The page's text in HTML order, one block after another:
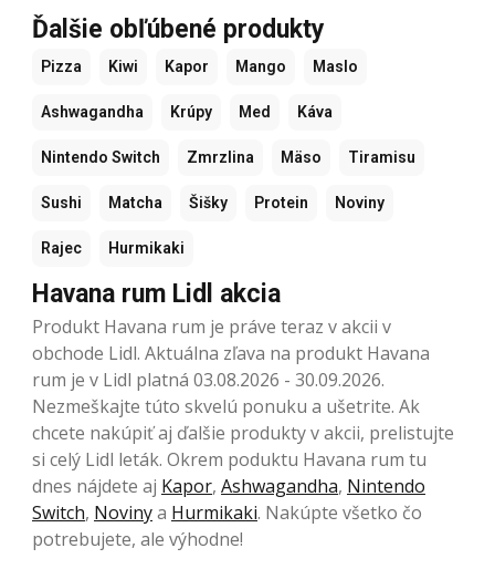
Ďalšie obľúbené produkty
Pizza Kiwi Kapor Mango Maslo
Ashwagandha Krúpy Med Káva
Nintendo Switch Zmrzlina Mäso Tiramisu
Sushi Matcha Šišky Protein Noviny
Rajec Hurmikaki
Havana rum Lidl akcia
Produkt Havana rum je práve teraz v akcii v
obchode Lidl. Aktuálna zľava na produkt Havana
rum je v Lidl platná 03.08.2026 - 30.09.2026.
Nezmeškajte túto skvelú ponuku a ušetrite. Ak
chcete nakúpiť aj ďalšie produkty v akcii, prelistujte
si celý Lidl leták. Okrem poduktu Havana rum tu
dnes nájdete aj Kapor, Ashwagandha, Nintendo
Switch, Novinya Hurmikaki. Nakúpte všetko čo
potrebujete, ale výhodne!